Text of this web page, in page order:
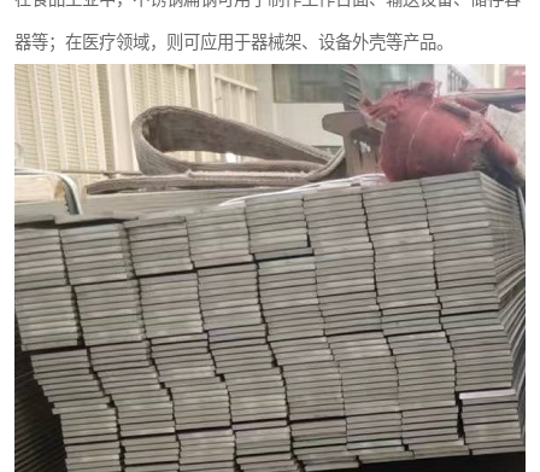
器等；在医疗领域，则可应用于器械架、设备外壳等产品。